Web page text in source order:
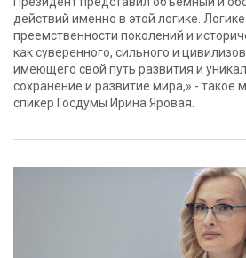
действий именно в этой логике.
преемственности поколений и
как суверенного, сильного и
имеющего свой путь развития и
сохранение и развитие мира,» - такое
спикер Госдумы Ирина Яровая.